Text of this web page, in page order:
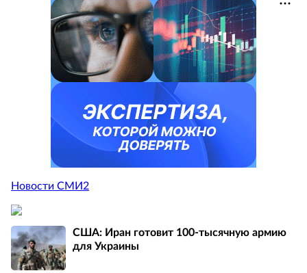
Новости СМИ2
США: Иран готовит 100-тысячную армию
для Украины